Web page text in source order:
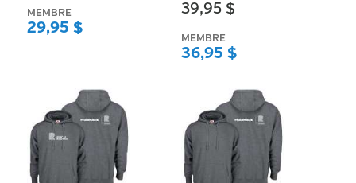
MEMBRE
29,95 $
39,95 $
MEMBRE
36,95 $